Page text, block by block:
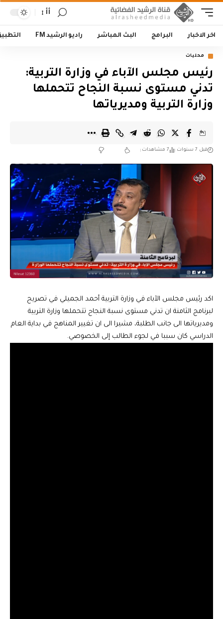
أأ
اخر الاخبار البرامج البث المباشر راديو الرشيد FM
محليات
رئيس مجلس الآباء في وزارة التربية:
تدني مستوى نسبة النجاح تتحملها
وزارة التربية ومديرياتها
قبل 7 سنوات 7 مشاهدات
اكد رئيس مجلس الآباء في وزارة التربية أحمد الجميلي في تصريح
لبرنامج الثامنة ان تدني مستوى نسبة النجاح تتحملها وزارة التربية
ومديرياتها الى جانب الطلبة، مشيرا الى ان تغيير المناهج في بداية العام
الدراسي كان سببا في لجوء الطالب إلى الخصوصي.